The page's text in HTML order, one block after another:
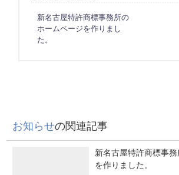
新名古屋特許商標事務所の
ホームページを作りまし
た。
お知らせの関連記事
新名古屋特許商標事
を作りました。